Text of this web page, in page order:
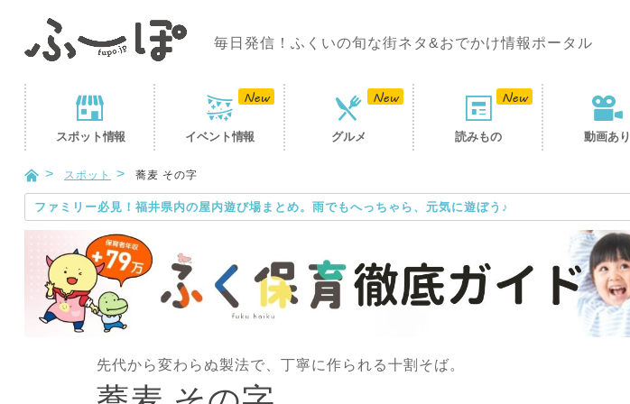
毎日発信！ふくいの旬な街ネタ&おでかけ情報ポータル
スポット情報 イベント情報 グルメ 読みもの 動画あり
スポット 蕎麦 その字
ファミリー必見！福井県内の屋内遊び場まとめ。雨でもへっちゃら、元気に遊ぼう♪
先代から変わらぬ製法で、丁寧に作られる十割そば。